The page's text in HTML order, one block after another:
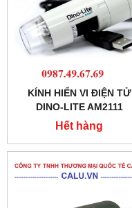
KÍNH HIỂN VI ĐIỆN TỬ
DINO-LITE AM2111
Hết hàng